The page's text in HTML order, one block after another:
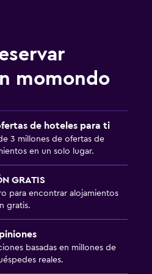
momondo
de hoteles para ti
3 millones de ofertas de
en un solo lugar.
GRATIS
para encontrar alojamientos
gratis.
basadas en millones de
reales.